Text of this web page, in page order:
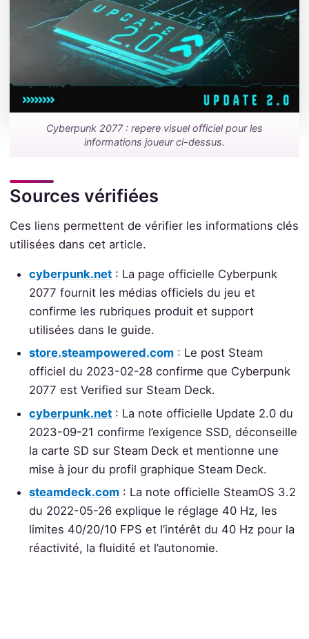
Cyberpunk 2077 : repere visuel officiel pour les
informations joueur ci-dessus.
Sources vérifiées
Ces liens permettent de vérifier les informations clés
utilisées dans cet article.
cyberpunk.net : La page officielle Cyberpunk
2077 fournit les médias officiels du jeu et
confirme les rubriques produit et support
utilisées dans le guide.
store.steampowered.com : Le post Steam
officiel du 2023-02-28 confirme que Cyberpunk
2077 est Verified sur Steam Deck.
cyberpunk.net : La note officielle Update 2.0 du
2023-09-21 confirme l’exigence SSD, déconseille
la carte SD sur Steam Deck et mentionne une
mise à jour du profil graphique Steam Deck.
steamdeck.com : La note officielle SteamOS 3.2
du 2022-05-26 explique le réglage 40 Hz, les
limites 40/20/10 FPS et l’intérêt du 40 Hz pour la
réactivité, la fluidité et l’autonomie.